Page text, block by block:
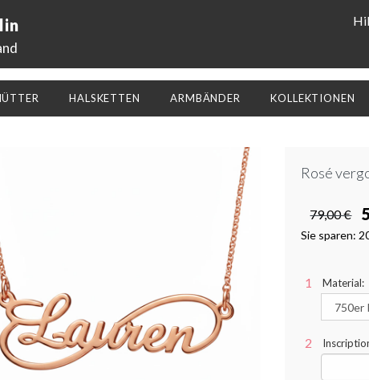
HALSKETTEN ARMBÄNDER KOLLEKTIONEN
Rosé
79,00 €
Sie sparen:
Material: